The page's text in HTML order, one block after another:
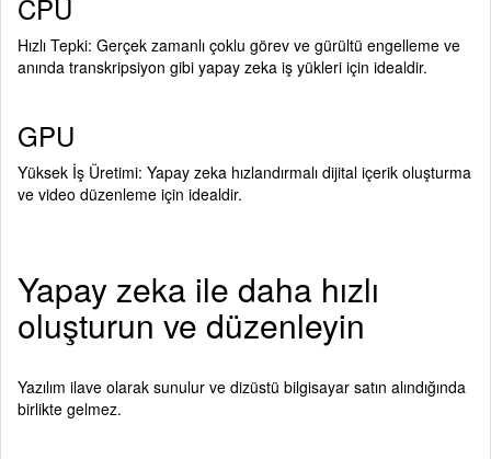
CPU
Hızlı Tepki: Gerçek zamanlı çoklu görev ve gürültü engelleme ve
anında transkripsiyon gibi yapay zeka iş yükleri için idealdir.
GPU
Yüksek İş Üretimi: Yapay zeka hızlandırmalı dijital içerik oluşturma
ve video düzenleme için idealdir.
Yapay zeka ile daha hızlı
oluşturun ve düzenleyin
Yazılım ilave olarak sunulur ve dizüstü bilgisayar satın alındığında
birlikte gelmez.